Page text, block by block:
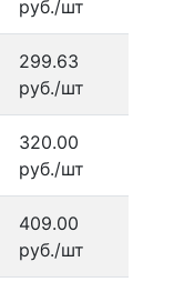
руб./шт
299.63
руб./шт
320.00
руб./шт
409.00
руб./шт